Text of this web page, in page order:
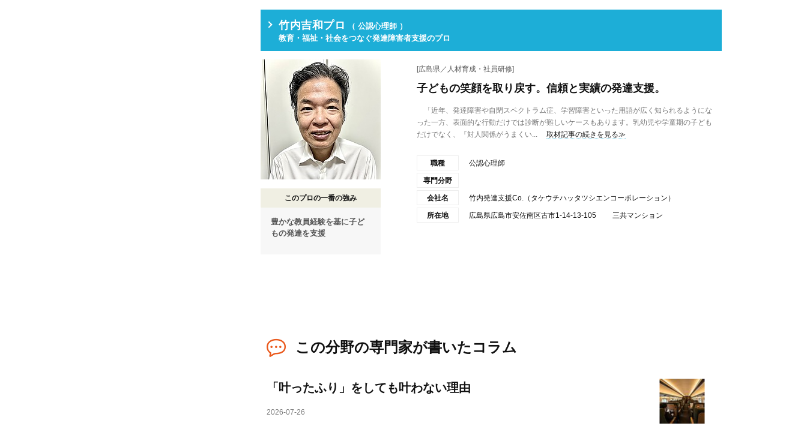
竹内吉和プロ
（ 公認心理師 ）
教育・福祉・社会をつなぐ発達障害者支援のプロ
このプロの一番の強み
豊かな教員経験を基に子ど
もの発達を支援
[広島県／人材育成・社員研修]
子どもの笑顔を取り戻す。信頼と実績の発達支援。
「近年、発達障害や自閉スペクトラム症、学習障害といった用語が広く知られるようにな
った一方、表面的な行動だけでは診断が難しいケースもあります。乳幼児や学童期の子ども
だけでなく、『対人関係がうまくい...
取材記事の続きを見る≫
職種 公認心理師
専門分野
会社名 竹内発達支援Co.（タケウチハッタツシエンコーポレーション）
所在地 広島県広島市安佐南区古市1-14-13-105 三共マンション
この分野の専門家が書いたコラム
「叶ったふり」をしても叶わない理由
2026-07-26